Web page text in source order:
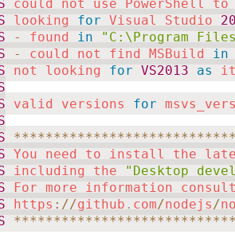
could not use PowerShell
looking for Visual Studio
- found in
"C:\Program
- could not find MSBuild in
not looking for VS2013 as
valid versions for
**************************
You need to install the
including the
"Desktop
For more information
https : //github . com/nodejs /
**************************